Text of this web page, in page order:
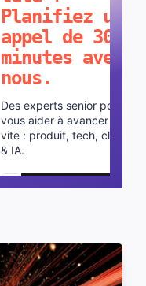
Planifiez un
appel de 30
minutes avec
nous.
Des experts senior pour
vous aider à avancer plus
vite : produit, tech, cloud
& IA.
Planifier un appel